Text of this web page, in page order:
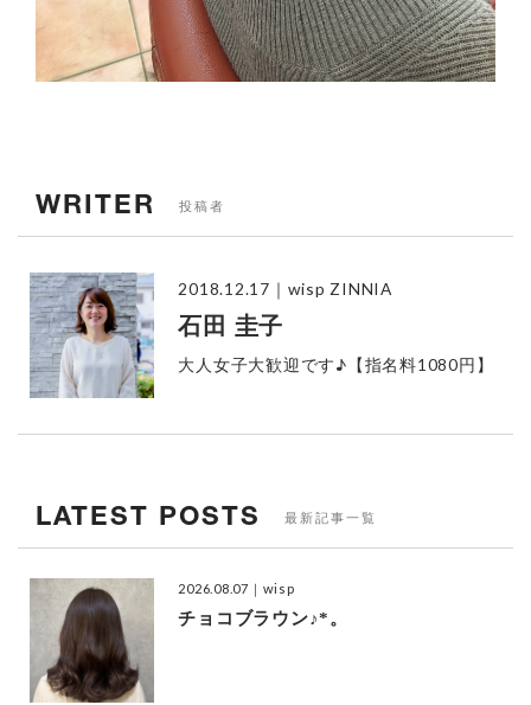
WRITER 投稿者
2018.12.17 ｜wisp ZINNIA
石田 圭子
大人女子大歓迎です♪【指名料1080円】
LATEST POSTS 最新記事一覧
2026.08.07 ｜wisp
チョコブラウン♪*。